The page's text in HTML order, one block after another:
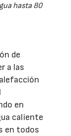
hasta 80
de
a las
en
caliente
en todos